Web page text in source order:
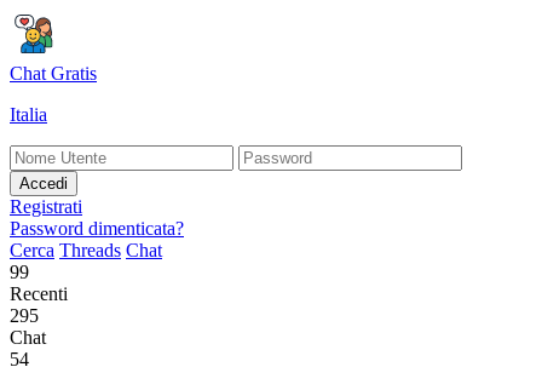
Chat Gratis
Italia
Accedi
Registrati
Password dimenticata?
Cerca Threads Chat
99
Recenti
295
Chat
54